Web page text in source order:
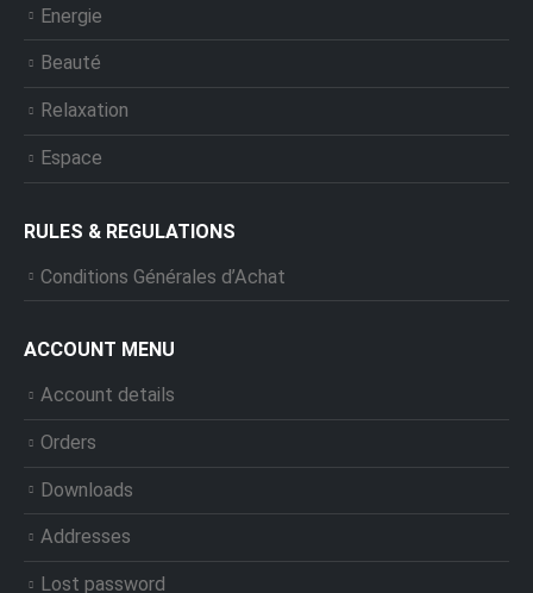
Energie
Beauté
Relaxation
Espace
RULES & REGULATIONS
Conditions Générales d’Achat
ACCOUNT MENU
Account details
Orders
Downloads
Addresses
Lost password